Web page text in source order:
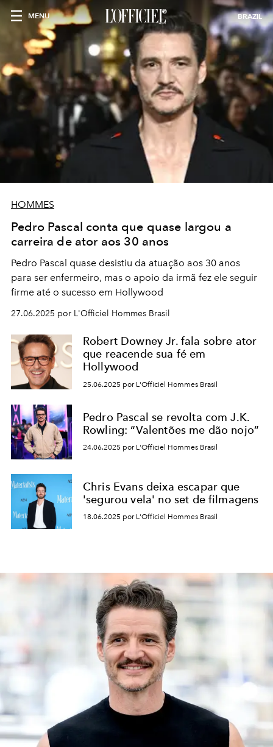
MENU BRAZIL
HOMMES
Pedro Pascal conta que quase largou a
carreira de ator aos 30 anos
Pedro Pascal quase desistiu da atuação aos 30 anos
para ser enfermeiro, mas o apoio da irmã fez ele seguir
firme até o sucesso em Hollywood
27.06.2025 por L'Officiel Hommes Brasil
Robert Downey Jr. fala sobre ator
que reacende sua fé em
Hollywood
25.06.2025 por L'Officiel Hommes Brasil
Pedro Pascal se revolta com J.K.
Rowling: “Valentões me dão nojo”
24.06.2025 por L'Officiel Hommes Brasil
Chris Evans deixa escapar que
'segurou vela' no set de filmagens
18.06.2025 por L'Officiel Hommes Brasil